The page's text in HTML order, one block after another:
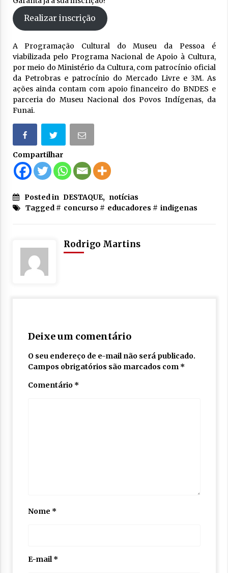
Realizar inscrição
A Programação Cultural do Museu da Pessoa é
viabilizada pelo Programa Nacional de Apoio à Cultura,
por meio do Ministério da Cultura, com patrocínio oficial
da Petrobras e patrocínio do Mercado Livre e 3M. As
ações ainda contam com apoio financeiro do BNDES e
parceria do Museu Nacional dos Povos Indígenas, da
Funai.
Compartilhar
Posted in DESTAQUE, notícias
Tagged # concurso# educadores # indigenas
Rodrigo Martins
Deixe um comentário
O seu endereço de e-mail não será publicado.
Campos obrigatórios são marcados com *
Comentário *
Nome *
E-mail*